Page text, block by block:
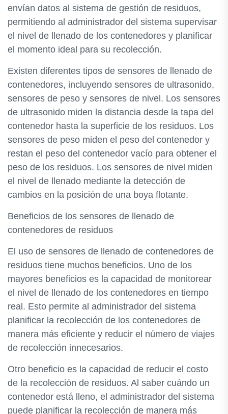
envían datos al sistema de gestión de residuos,
permitiendo al administrador del sistema supervisar
el nivel de llenado de los contenedores y planificar
el momento ideal para su recolección.
Existen diferentes tipos de sensores de llenado de
contenedores, incluyendo sensores de ultrasonido,
sensores de peso y sensores de nivel. Los sensores
de ultrasonido miden la distancia desde la tapa del
contenedor hasta la superficie de los residuos. Los
sensores de peso miden el peso del contenedor y
restan el peso del contenedor vacío para obtener el
peso de los residuos. Los sensores de nivel miden
el nivel de llenado mediante la detección de
cambios en la posición de una boya flotante.
Beneficios de los sensores de llenado de
contenedores de residuos
El uso de sensores de llenado de contenedores de
residuos tiene muchos beneficios. Uno de los
mayores beneficios es la capacidad de monitorear
el nivel de llenado de los contenedores en tiempo
real. Esto permite al administrador del sistema
planificar la recolección de los contenedores de
manera más eficiente y reducir el número de viajes
de recolección innecesarios.
Otro beneficio es la capacidad de reducir el costo
de la recolección de residuos. Al saber cuándo un
contenedor está lleno, el administrador del sistema
puede planificar la recolección de manera más